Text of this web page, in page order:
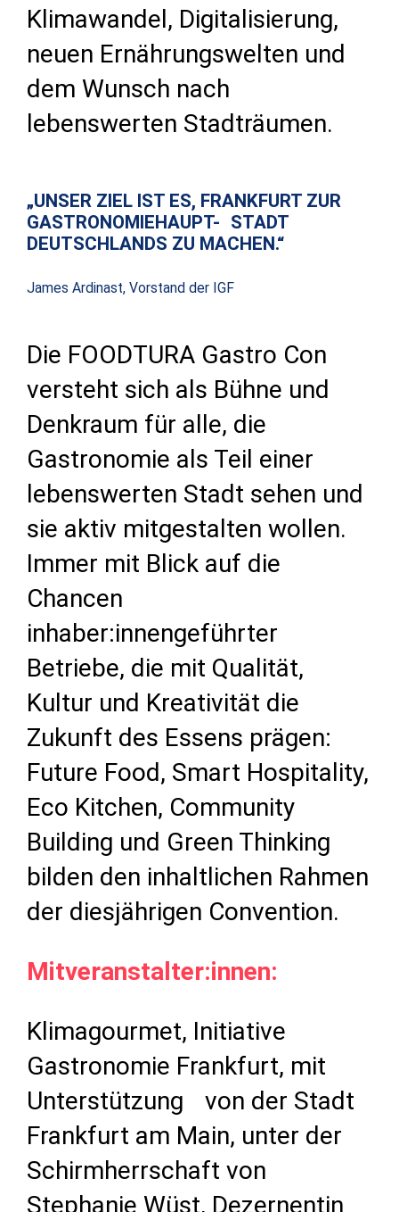
Klimawandel, Digitalisierung,
neuen Ernährungswelten und
dem Wunsch nach
lebenswerten Stadträumen.
„UNSER ZIEL IST ES, FRANKFURT ZUR
GASTRONOMIEHAUPT- STADT
DEUTSCHLANDS ZU MACHEN.“
James Ardinast, Vorstand der IGF
Die FOODTURA Gastro Con
versteht sich als Bühne und
Denkraum für alle, die
Gastronomie als Teil einer
lebenswerten Stadt sehen und
sie aktiv mitgestalten wollen.
Immer mit Blick auf die
Chancen
inhaber:innengeführter
Betriebe, die mit Qualität,
Kultur und Kreativität die
Zukunft des Essens prägen:
Future Food, Smart Hospitality,
Eco Kitchen, Community
Building und Green Thinking
bilden den inhaltlichen Rahmen
der diesjährigen Convention.
Mitveranstalter:innen:
Klimagourmet, Initiative
Gastronomie Frankfurt, mit
Unterstützung von der Stadt
Frankfurt am Main, unter der
Schirmherrschaft von
Stephanie Wüst, Dezernentin